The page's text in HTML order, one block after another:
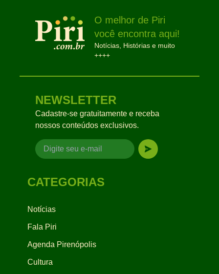
O melhor de Piri
você encontra aqui!
Notícias, Histórias e muito
++++
NEWSLETTER
Cadastre-se gratuitamente e receba
nossos conteúdos exclusivos.
CATEGORIAS
Notícias
Fala Piri
Agenda Pirenópolis
Cultura